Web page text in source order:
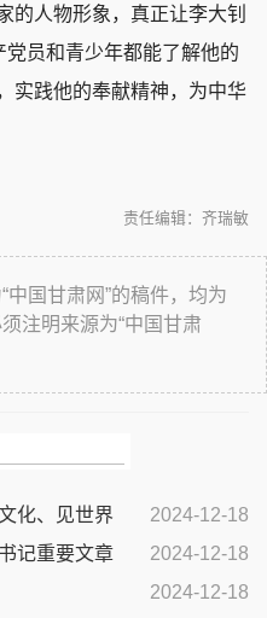
的人物形象，真正让李大钊
党员和青少年都能了解他的
实践他的奉献精神，为中华
责任编辑：齐瑞敏
国甘肃网”的稿件，均为
注明来源为“中国甘肃
2024-12-18
化、见世界
2024-12-18
记重要文章
2024-12-18